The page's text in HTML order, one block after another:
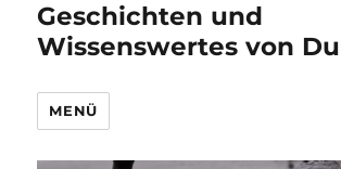
Geschichten und
Wissenswertes von
MENÜ